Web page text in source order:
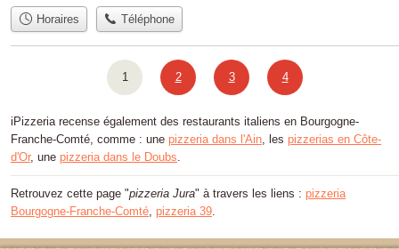
Horaires Téléphone
1 2 3 4
iPizzeria recense également des restaurants italiens en Bourgogne-
Franche-Comté, comme : une pizzeria dans l'Ain , les pizzerias en Côte-
d'Or, une pizzeria dans le Doubs
Retrouvez cette page "pizzeria Jura" à travers les liens : pizzeria
Bourgogne-Franche-Comté pizzeria 39